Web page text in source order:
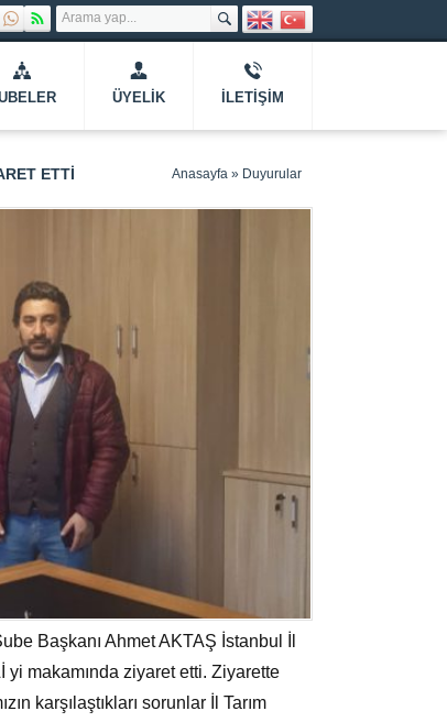
ÜYELIK İLETIŞIM
ETTI Anasayfa » Duyurular
Başkanı Ahmet AKTAŞ İstanbul İl
yi makamında ziyaret etti. Ziyarette
karşılaştıkları sorunlar İl Tarım